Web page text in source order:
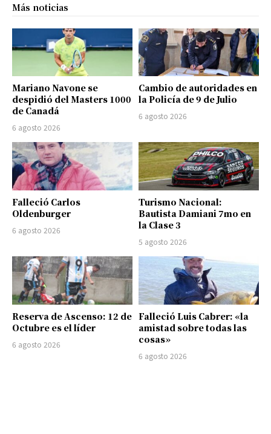
Más noticias
Mariano Navone se
despidió del Masters 1000
de Canadá
6 agosto 2026
Cambio de autoridades en
la Policía de 9 de Julio
6 agosto 2026
Falleció Carlos
Oldenburger
6 agosto 2026
Turismo Nacional:
Bautista Damiani 7mo en
la Clase 3
5 agosto 2026
Reserva de Ascenso: 12 de
Octubre es el líder
6 agosto 2026
Falleció Luis Cabrer: «la
amistad sobre todas las
cosas»
6 agosto 2026